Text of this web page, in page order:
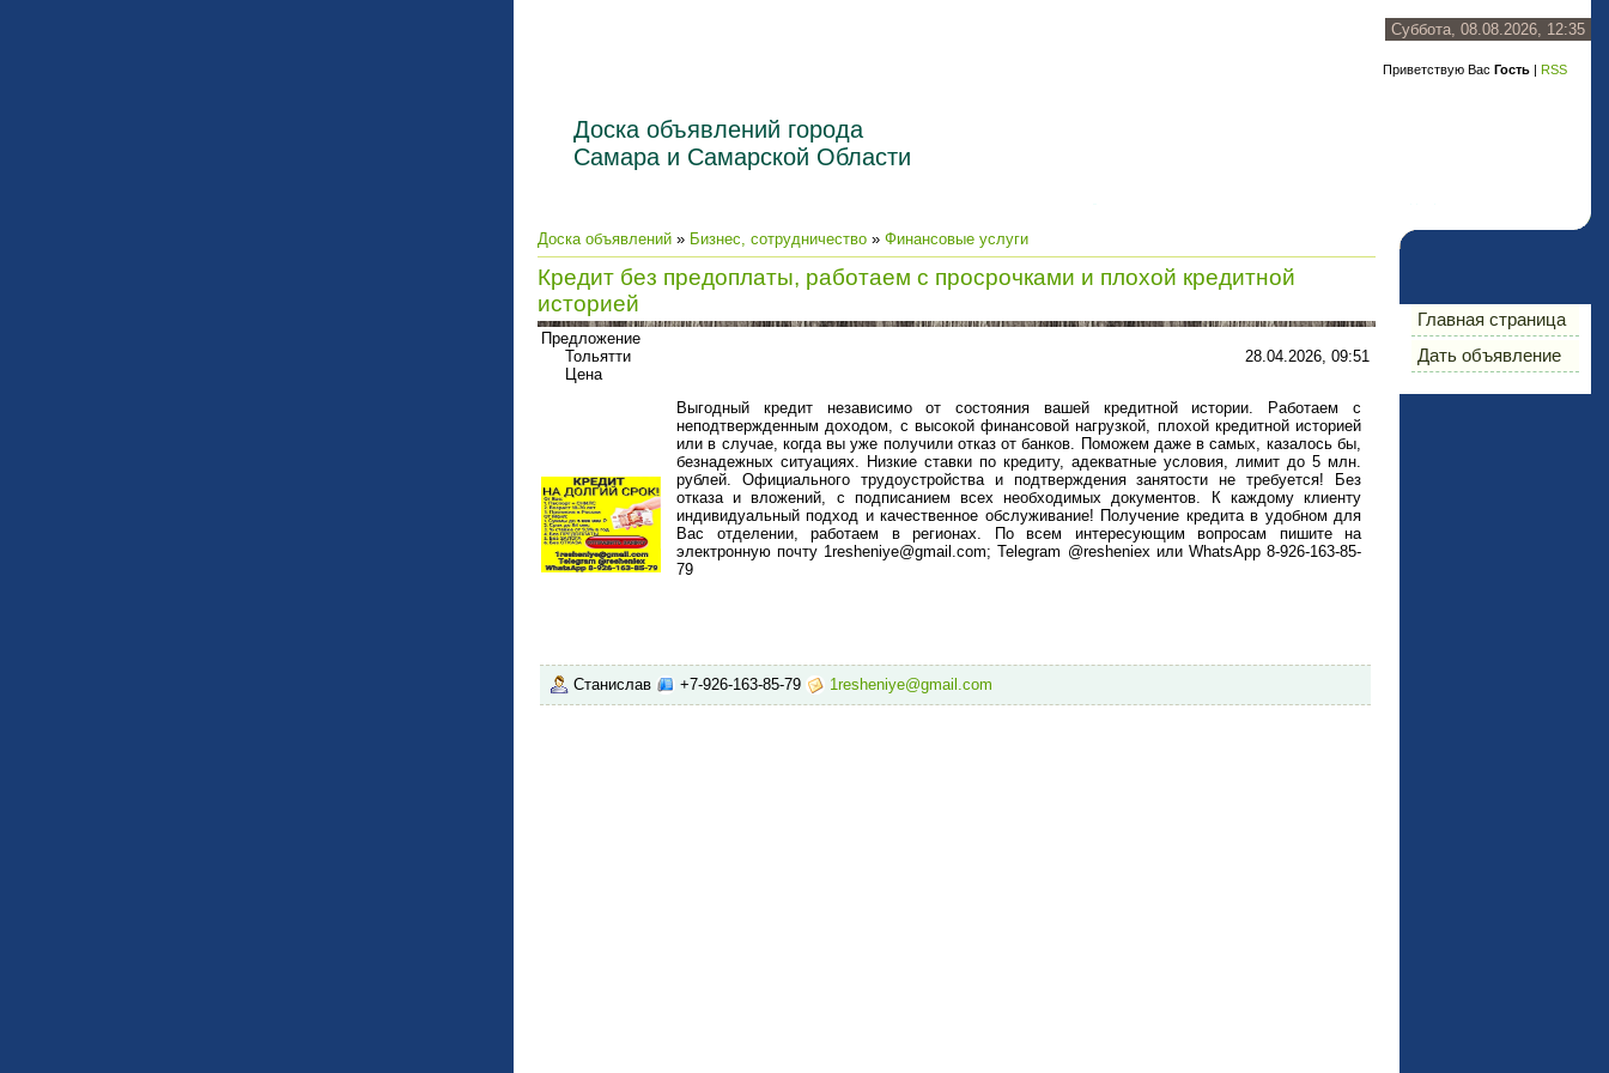
Суббота, 08.08.2026, 12:35
Приветствую Вас Гость | RSS
Доска объявлений города
Самара и Самарской Области
Доска объявлений » Бизнес, сотрудничество » Финансовые услуги
Кредит без предоплаты, работаем с просрочками и плохой кредитной
историей
Предложение
Тольятти
Цена
28.04.2026, 09:51
Выгодный кредит независимо от состояния вашей кредитной истории. Работаем с
неподтвержденным доходом, с высокой финансовой нагрузкой, плохой кредитной историей
или в случае, когда вы уже получили отказ от банков. Поможем даже в самых, казалось бы,
безнадежных ситуациях. Низкие ставки по кредиту, адекватные условия, лимит до 5 млн.
рублей. Официального трудоустройства и подтверждения занятости не требуется! Без
отказа и вложений, с подписанием всех необходимых документов. К каждому клиенту
индивидуальный подход и качественное обслуживание! Получение кредита в удобном для
Вас отделении, работаем в регионах. По всем интересующим вопросам пишите на
электронную почту 1resheniye@gmail.com; Telegram @resheniex или WhatsApp 8-926-163-85-
79
Станислав +7-926-163-85-79 1resheniye@gmail.com
Главная страница
Дать объявление